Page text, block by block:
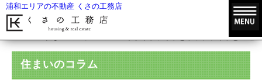
浦和エリアの不動産 くさの工務店
ハイサイドライトとトップライトとの違
住まいのコラム